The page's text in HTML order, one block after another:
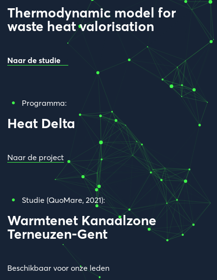
Thermodynamic model for
waste heat valorisation
Naar de studie
Programma:
Heat Delta
Naar de project
Studie (QuoMare, 2021):
Warmtenet Kanaalzone
Terneuzen-Gent
Beschikbaar voor onze leden